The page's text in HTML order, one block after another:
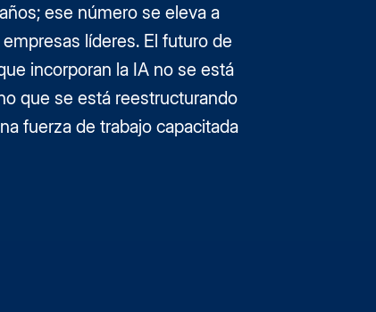
ese número se eleva a
líderes. El futuro de
incorporan la IA no se está
que se está reestructurando
fuerza de trabajo capacitada